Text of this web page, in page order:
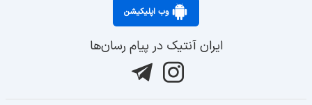
وب اپلیکیشن
ایران آنتیک در پیام رسان‌ها